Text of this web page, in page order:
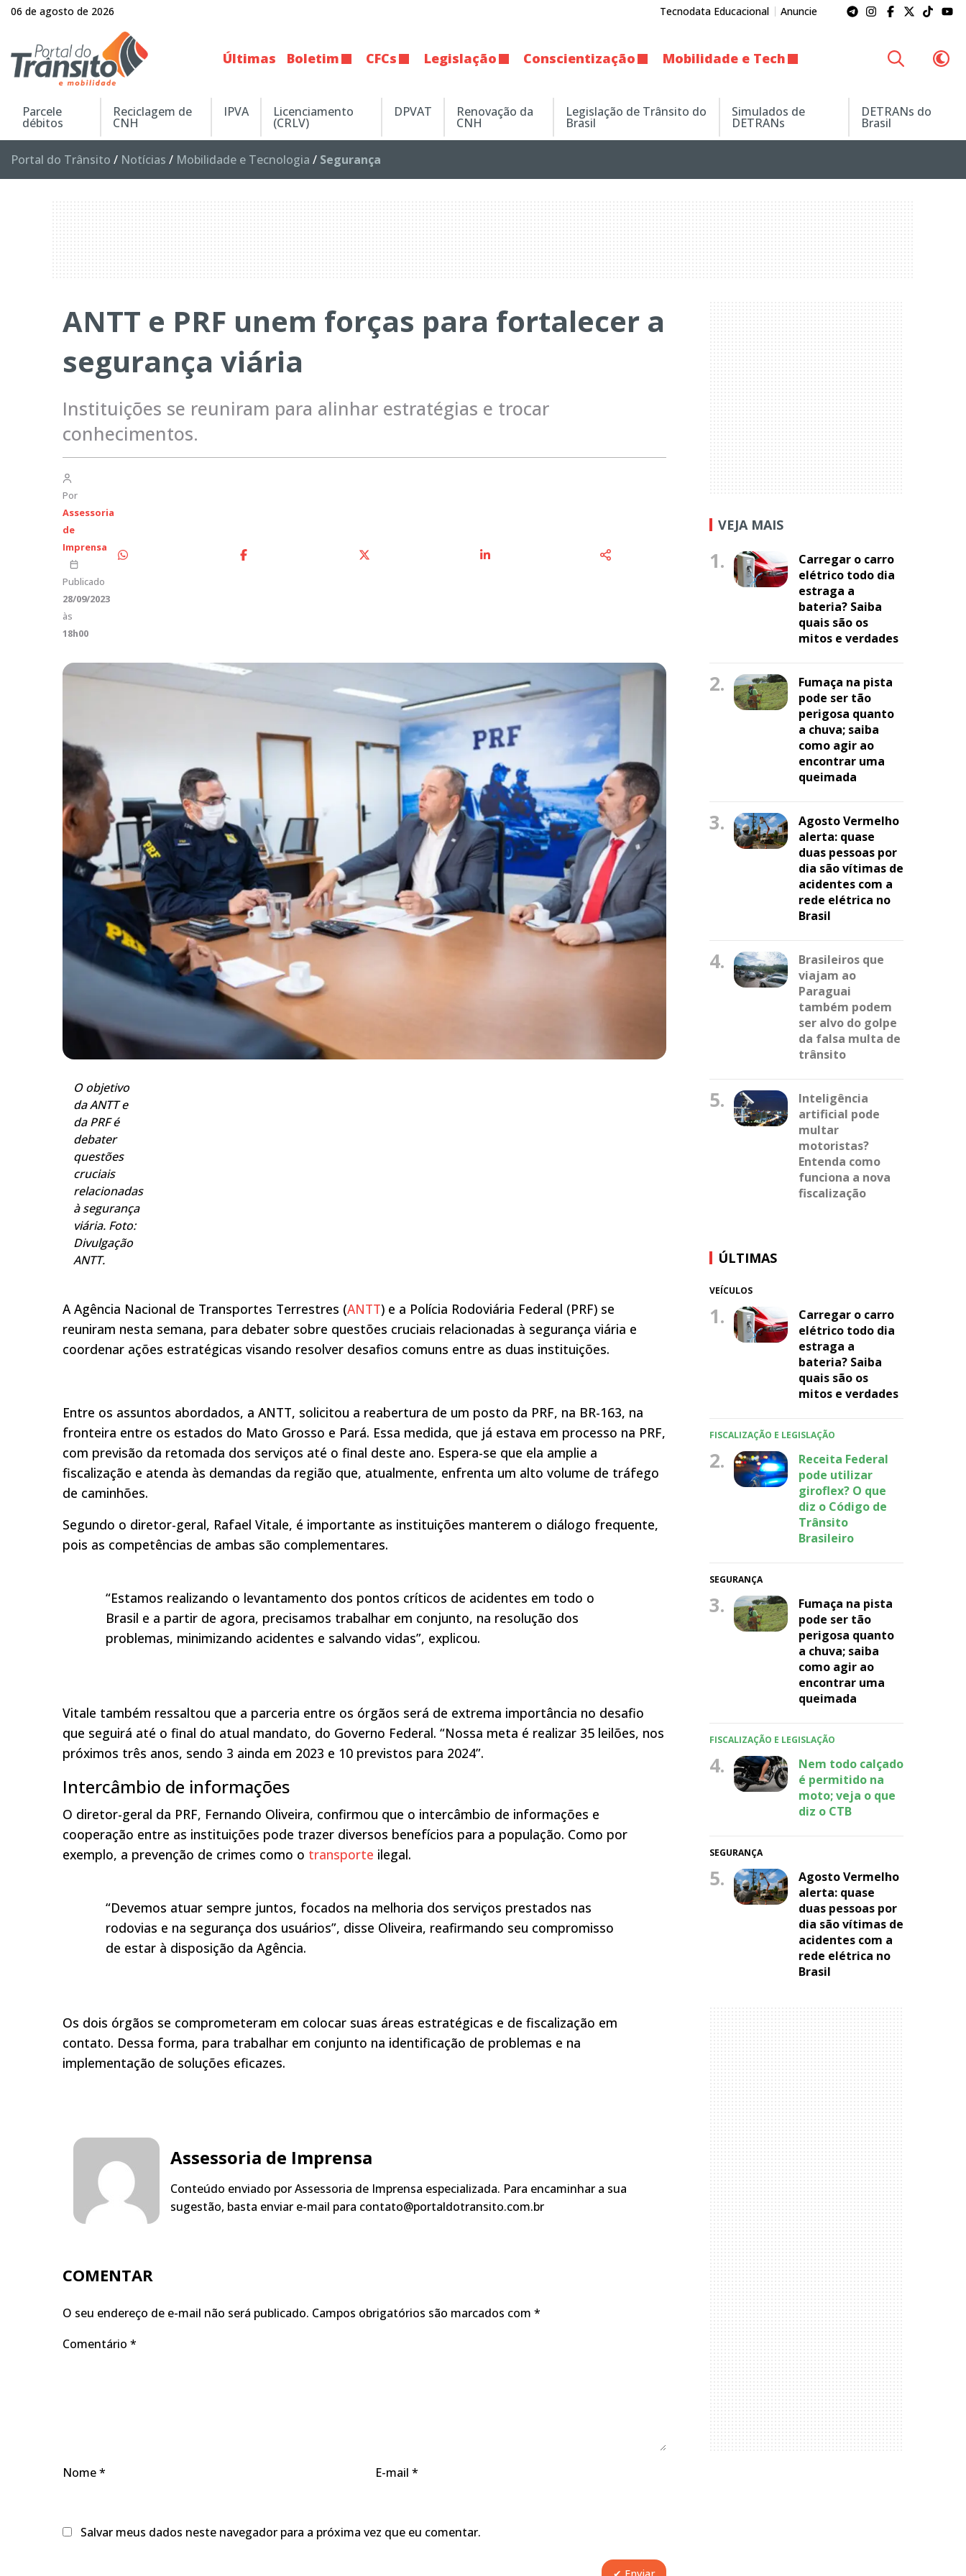
06 de agosto de 2026 Tecnodata Educacional Anuncie
Últimas Boletim CFCs Legislação Conscientização Mobilidade e Tech
Parcele
débitos
Reciclagem de
CNH
IPVA Licenciamento
(CRLV)
DPVAT Renovação da
CNH
Legislação de Trânsito do
Brasil
Simulados de
DETRANs
DETRANs do
Brasil
Portal do Trânsito / Notícias / Mobilidade e Tecnologia / Segurança
ANTT e PRF unem forças para fortalecer a
segurança viária
Instituições se reuniram para alinhar estratégias e trocar
conhecimentos.
Por
Assessoria
de
Imprensa
Publicado
28/09/2023
às
18h00
O objetivo
da ANTT e
da PRF é
debater
questões
cruciais
relacionadas
à segurança
viária. Foto:
Divulgação
ANTT.
A Agência Nacional de Transportes Terrestres (ANTT) e a Polícia Rodoviária Federal (PRF) se
reuniram nesta semana, para debater sobre questões cruciais relacionadas à segurança viária e
coordenar ações estratégicas visando resolver desafios comuns entre as duas instituições.
Entre os assuntos abordados, a ANTT, solicitou a reabertura de um posto da PRF, na BR-163, na
fronteira entre os estados do Mato Grosso e Pará. Essa medida, que já estava em processo na PRF,
com previsão da retomada dos serviços até o final deste ano. Espera-se que ela amplie a
fiscalização e atenda às demandas da região que, atualmente, enfrenta um alto volume de tráfego
de caminhões.
Segundo o diretor-geral, Rafael Vitale, é importante as instituições manterem o diálogo frequente,
pois as competências de ambas são complementares.
“Estamos realizando o levantamento dos pontos críticos de acidentes em todo o
Brasil e a partir de agora, precisamos trabalhar em conjunto, na resolução dos
problemas, minimizando acidentes e salvando vidas”, explicou.
Vitale também ressaltou que a parceria entre os órgãos será de extrema importância no desafio
que seguirá até o final do atual mandato, do Governo Federal. “Nossa meta é realizar 35 leilões, nos
próximos três anos, sendo 3 ainda em 2023 e 10 previstos para 2024”.
Intercâmbio de informações
O diretor-geral da PRF, Fernando Oliveira, confirmou que o intercâmbio de informações e
cooperação entre as instituições pode trazer diversos benefícios para a população. Como por
exemplo, a prevenção de crimes como o transporte ilegal.
“Devemos atuar sempre juntos, focados na melhoria dos serviços prestados nas
rodovias e na segurança dos usuários”, disse Oliveira, reafirmando seu compromisso
de estar à disposição da Agência.
Os dois órgãos se comprometeram em colocar suas áreas estratégicas e de fiscalização em
contato. Dessa forma, para trabalhar em conjunto na identificação de problemas e na
implementação de soluções eficazes.
Assessoria de Imprensa
Conteúdo enviado por Assessoria de Imprensa especializada. Para encaminhar a sua
sugestão, basta enviar e-mail para contato@portaldotransito.com.br
COMENTAR
O seu endereço de e-mail não será publicado. Campos obrigatórios são marcados com *
Comentário *
Nome* E-mail *
Salvar meus dados neste navegador para a próxima vez que eu comentar.
VEJA MAIS
1.
Carregar o carro
elétrico todo dia
estraga a
bateria? Saiba
quais são os
mitos e verdades
2.
Fumaça na pista
pode ser tão
perigosa quanto
a chuva; saiba
como agir ao
encontrar uma
queimada
3.
Agosto Vermelho
alerta: quase
duas pessoas por
dia são vítimas de
acidentes com a
rede elétrica no
Brasil
4.
Brasileiros que
viajam ao
Paraguai
também podem
ser alvo do golpe
da falsa multa de
trânsito
5.
Inteligência
artificial pode
multar
motoristas?
Entenda como
funciona a nova
fiscalização
ÚLTIMAS
VEÍCULOS
1.
Carregar o carro
elétrico todo dia
estraga a
bateria? Saiba
quais são os
mitos e verdades
FISCALIZAÇÃO E LEGISLAÇÃO
2.
Receita Federal
pode utilizar
giroflex? O que
diz o Código de
Trânsito
Brasileiro
SEGURANÇA
3.
Fumaça na pista
pode ser tão
perigosa quanto
a chuva; saiba
como agir ao
encontrar uma
queimada
FISCALIZAÇÃO E LEGISLAÇÃO
4.
Nem todo calçado
é permitido na
moto; veja o que
diz o CTB
SEGURANÇA
5.
Agosto Vermelho
alerta: quase
duas pessoas por
dia são vítimas de
acidentes com a
rede elétrica no
Brasil